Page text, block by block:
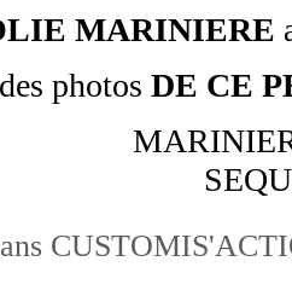
MARINIERE
photos DE CE